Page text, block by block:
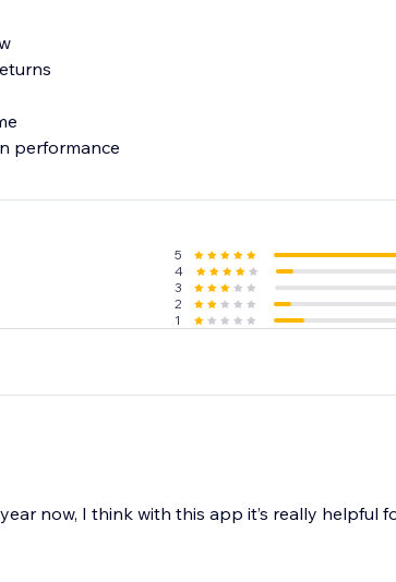
performance
5
4
3
2
1
now, I think with this app it’s really helpful